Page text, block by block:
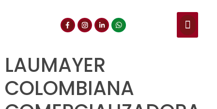
LAUMAYER
COLOMBIANA